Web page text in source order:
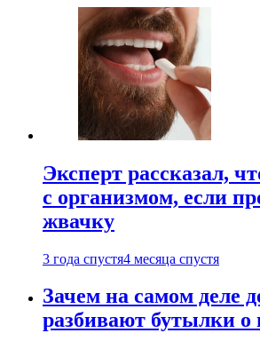
Эксперт рассказал,
с организмом, если
жвачку
3 года спустя4 месяца спустя
Зачем на самом деле
разбивают бутылки о